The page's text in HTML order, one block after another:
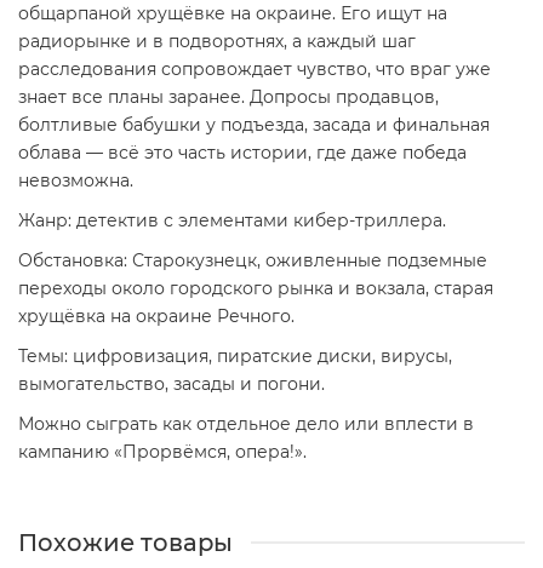
общарпаной хрущёвке на окраине. Его ищут на
радиорынке и в подворотнях, а каждый шаг
расследования сопровождает чувство, что враг уже
знает все планы заранее. Допросы продавцов,
болтливые бабушки у подъезда, засада и финальная
облава — всё это часть истории, где даже победа
невозможна.
Жанр: детектив с элементами кибер-триллера.
Обстановка: Старокузнецк, оживленные подземные
переходы около городского рынка и вокзала, старая
хрущёвка на окраине Речного.
Темы: цифровизация, пиратские диски, вирусы,
вымогательство, засады и погони.
Можно сыграть как отдельное дело или вплести в
кампанию «Прорвёмся, опера!».
Похожие товары